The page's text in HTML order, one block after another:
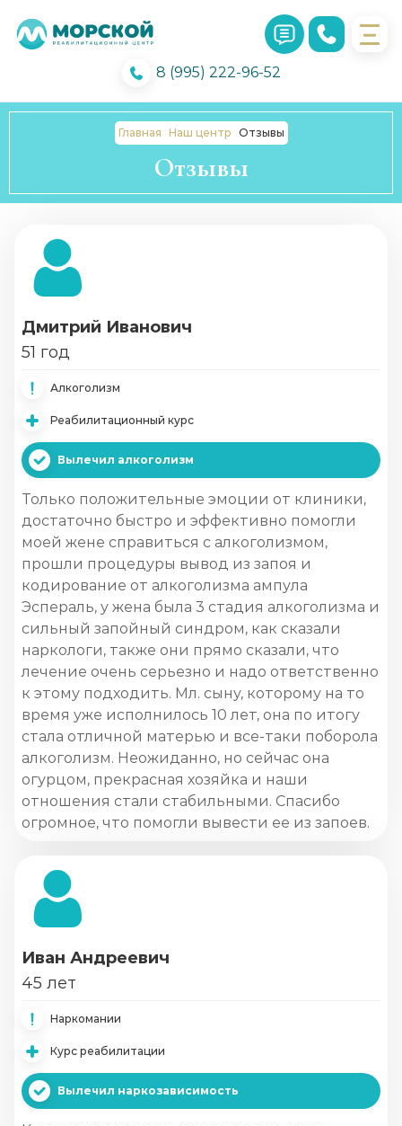
8 (995) 222-96-52
Главная Наш центр Отзывы
Отзывы
Дмитрий Иванович
51 год
Алкоголизм
Реабилитационный курс
Вылечил алкоголизм
Только положительные эмоции от клиники,
достаточно быстро и эффективно помогли
моей жене справиться с алкоголизмом,
прошли процедуры вывод из запоя и
кодирование от алкоголизма ампула
Эспераль, у жена была 3 стадия алкоголизма и
сильный запойный синдром, как сказали
наркологи, также они прямо сказали, что
лечение очень серьезно и надо ответственно
к этому подходить. Мл. сыну, которому на то
время уже исполнилось 10 лет, она по итогу
стала отличной матерью и все-таки поборола
алкоголизм. Неожиданно, но сейчас она
огурцом, прекрасная хозяйка и наши
отношения стали стабильными. Спасибо
огромное, что помогли вывести ее из запоев.
Иван Андреевич
45 лет
Наркомании
Курс реабилитации
Вылечил наркозависимость